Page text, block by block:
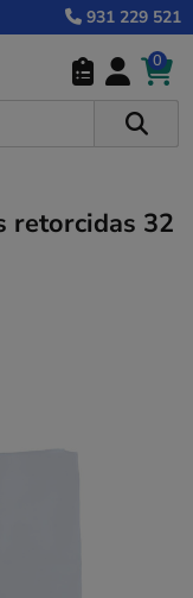
931 229 521
0
retorcidas 32